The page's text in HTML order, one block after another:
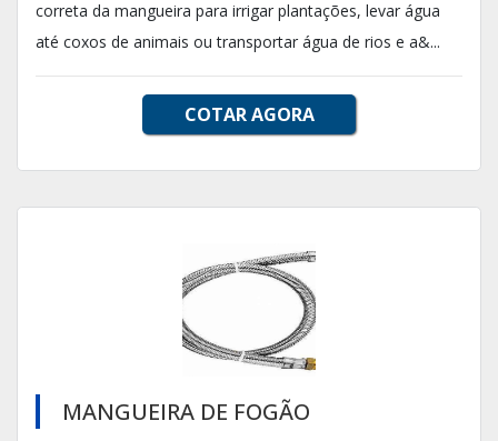
correta da mangueira para irrigar plantações, levar água
até coxos de animais ou transportar água de rios e a&...
COTAR AGORA
MANGUEIRA DE FOGÃO